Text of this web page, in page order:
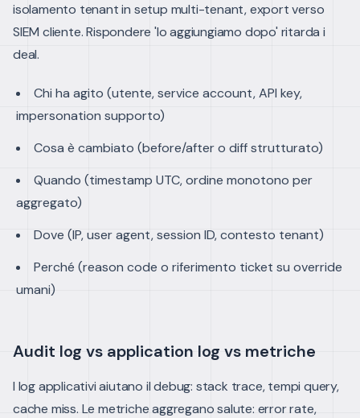
isolamento tenant in setup multi-tenant, export verso
SIEM cliente. Rispondere 'lo aggiungiamo dopo' ritarda i
deal.
Chi ha agito (utente, service account, API key,
impersonation supporto)
Cosa è cambiato (before/after o diff strutturato)
Quando (timestamp UTC, ordine monotono per
aggregato)
Dove (IP, user agent, session ID, contesto tenant)
Perché (reason code o riferimento ticket su override
umani)
Audit log vs application log vs metriche
I log applicativi aiutano il debug: stack trace, tempi query,
cache miss. Le metriche aggregano salute: error rate,